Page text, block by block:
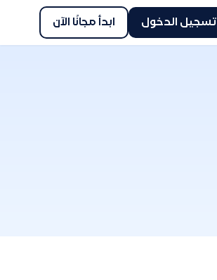
تسجيل الدخول ابدأ مجانًا الآن